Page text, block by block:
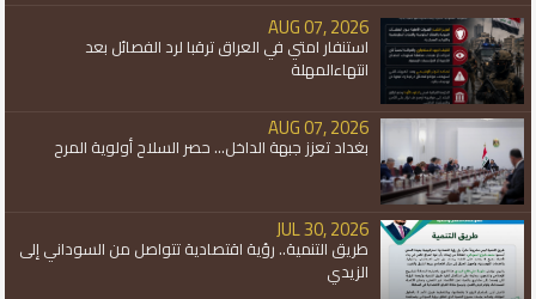
AUG 07, 2026
استنفار امتي في العراق ترقبا لرد الفصائل بعد
انتهاءالمهلة
AUG 07, 2026
بغداد تعزز جبهة الداخل... حصر السلاح أولوية المرح
JUL 30, 2026
طريق التنمية.. رؤية اقتصادية تتواصل من السوداني إلى
الزيدي